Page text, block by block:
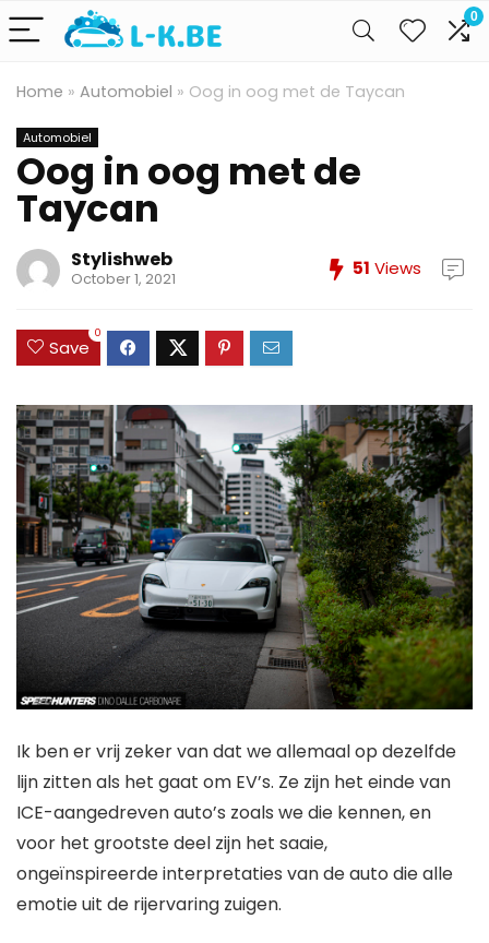
0
Home » Automobiel » Oog in oog met de Taycan
Automobiel
Oog in oog met de
Taycan
Stylishweb
October 1, 2021 51 Views
Save
0
Ik ben er vrij zeker van dat we allemaal op dezelfde
lijn zitten als het gaat om EV’s. Ze zijn het einde van
ICE-aangedreven auto’s zoals we die kennen, en
voor het grootste deel zijn het saaie,
ongeïnspireerde interpretaties van de auto die alle
emotie uit de rijervaring zuigen.